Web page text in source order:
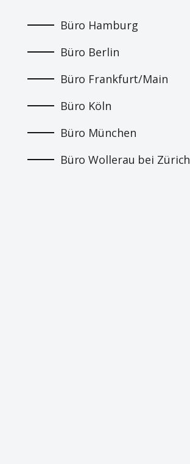
Büro Hamburg
Büro Berlin
Büro Frankfurt/Main
Büro Köln
Büro München
Büro Wollerau bei Zürich